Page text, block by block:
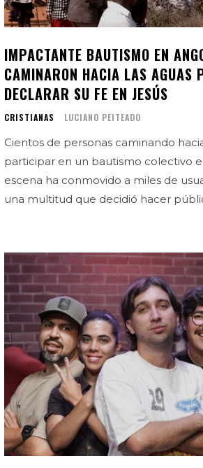
IMPACTANTE BAUTISMO EN
CAMINARON HACIA LAS AGUAS
DECLARAR SU FE EN JESÚS
CRISTIANAS LUCIANO PEITEADO
Cientos de personas caminando
participar en un bautismo colectivo
escena ha conmovido a miles de
una multitud que decidió hacer